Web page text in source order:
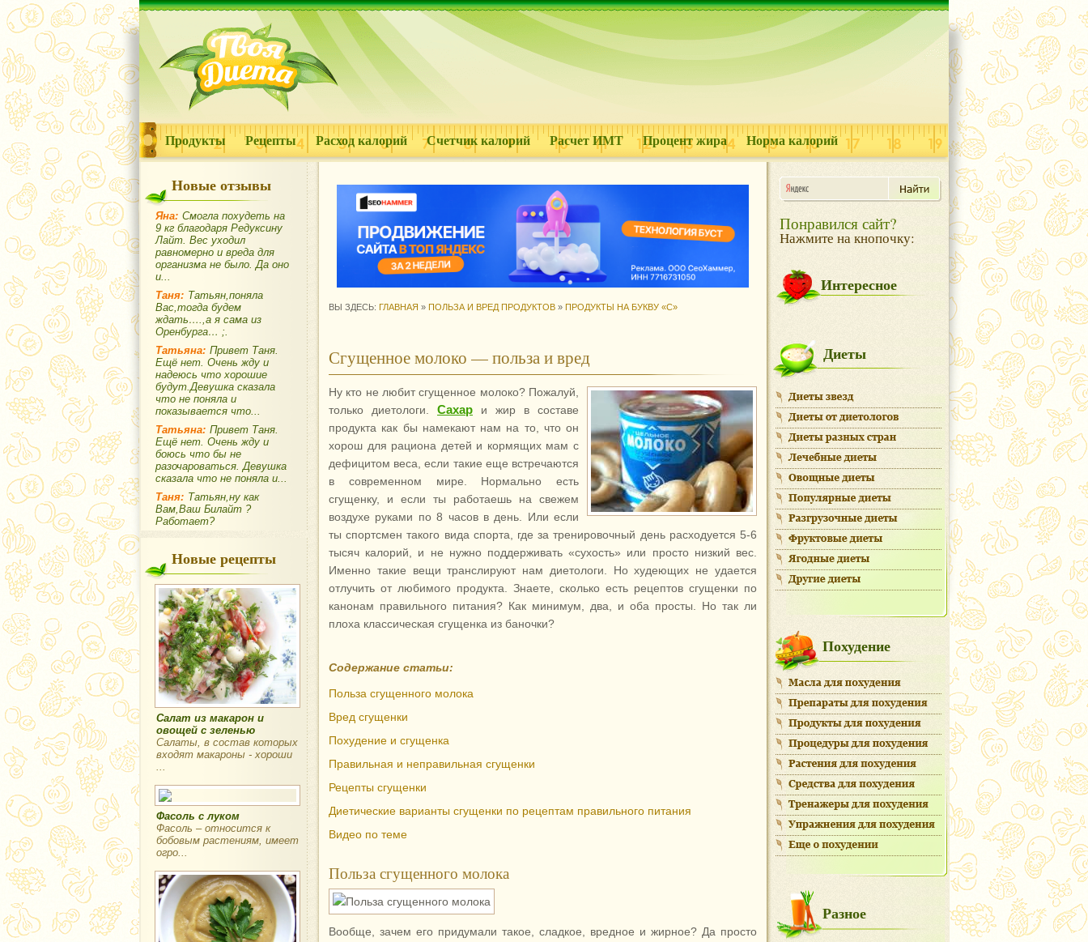
Продукты Рецепты Расход калорий Счетчик калорий Расчет ИМТ Процент жира Норма калорий
Новые отзывы
Яна: Смогла похудеть на
9 кг благодаря Редуксину
Лайт. Вес уходил
равномерно и вреда для
организма не было. Да оно
и...
Таня: Татьян,поняла
Вас,тогда будем
ждать….,а я сама из
Оренбурга… ;.
Татьяна: Привет Таня.
Ещё нет. Очень жду и
надеюсь что хорошие
будут.Девушка сказала
что не поняла и
показывается что...
Татьяна: Привет Таня.
Ещё нет. Очень жду и
боюсь что бы не
разочароваться. Девушка
сказала что не поняла и...
Таня: Татьян,ну как
Вам,Ваш Билайт ?
Работает?
Новые рецепты
Салат из макарон и
овощей с зеленью
Салаты, в состав которых
входят макароны - хороши
...
Фасоль с луком
Фасоль – относится к
бобовым растениям, имеет
огро...
ВЫ ЗДЕСЬ: ГЛАВНАЯ » ПОЛЬЗА И ВРЕД ПРОДУКТОВ » ПРОДУКТЫ НА БУКВУ «С»
Сгущенное молоко — польза и вред
Ну кто не любит сгущенное молоко? Пожалуй,
только диетологи. Сахар и жир в составе
продукта как бы намекают нам на то, что он
хорош для рациона детей и кормящих мам с
дефицитом веса, если такие еще встречаются
в современном мире. Нормально есть
сгущенку, и если ты работаешь на свежем
воздухе руками по 8 часов в день. Или если
ты спортсмен такого вида спорта, где за тренировочный день расходуется 5-6
тысяч калорий, и не нужно поддерживать «сухость» или просто низкий вес.
Именно такие вещи транслируют нам диетологи. Но худеющих не удается
отлучить от любимого продукта. Знаете, сколько есть рецептов сгущенки по
канонам правильного питания? Как минимум, два, и оба просты. Но так ли
плоха классическая сгущенка из баночки?
Содержание статьи:
Польза сгущенного молока
Вред сгущенки
Похудение и сгущенка
Правильная и неправильная сгущенки
Рецепты сгущенки
Диетические варианты сгущенки по рецептам правильного питания
Видео по теме
Польза сгущенного молока
Вообще, зачем его придумали такое, сладкое, вредное и жирное? Да просто
Понравился сайт?
Нажмите на кнопочку:
Интересное
Диеты
Похудение
Разное